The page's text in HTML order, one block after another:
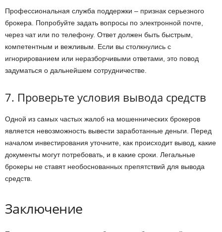
Профессиональная служба поддержки – признак серьезного
брокера. Попробуйте задать вопросы по электронной почте,
через чат или по телефону. Ответ должен быть быстрым,
компетентным и вежливым. Если вы столкнулись с
игнорированием или неразборчивыми ответами, это повод
задуматься о дальнейшем сотрудничестве.
7. Проверьте условия вывода средств
Одной из самых частых жалоб на мошеннических брокеров
является невозможность вывести заработанные деньги. Перед
началом инвестирования уточните, как происходит вывод, какие
документы могут потребовать, и в какие сроки. Легальные
брокеры не ставят необоснованных препятствий для вывода
средств.
Заключение